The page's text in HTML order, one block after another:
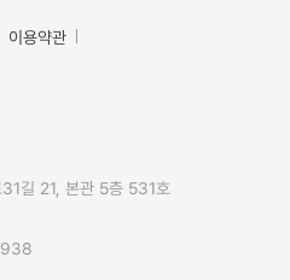
이용약관
길 21, 본관 5층 531호